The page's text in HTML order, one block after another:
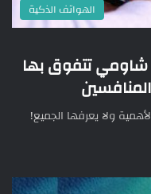
الهواتف الذكية
شاومي تتفوق بها
ولا يعرفها الجميع!